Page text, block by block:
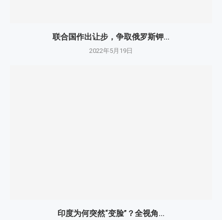
联合国作出让步，争取俄罗斯钾...
2022年5月19日
印度为何突然“变脸”？全视角...